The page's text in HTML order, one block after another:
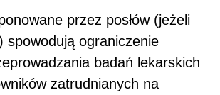
przez posłów (jeżeli
spowodują ograniczenie
badań lekarskich
zatrudnianych na